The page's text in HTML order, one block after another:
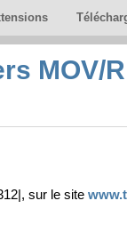
MOV/
sur le site